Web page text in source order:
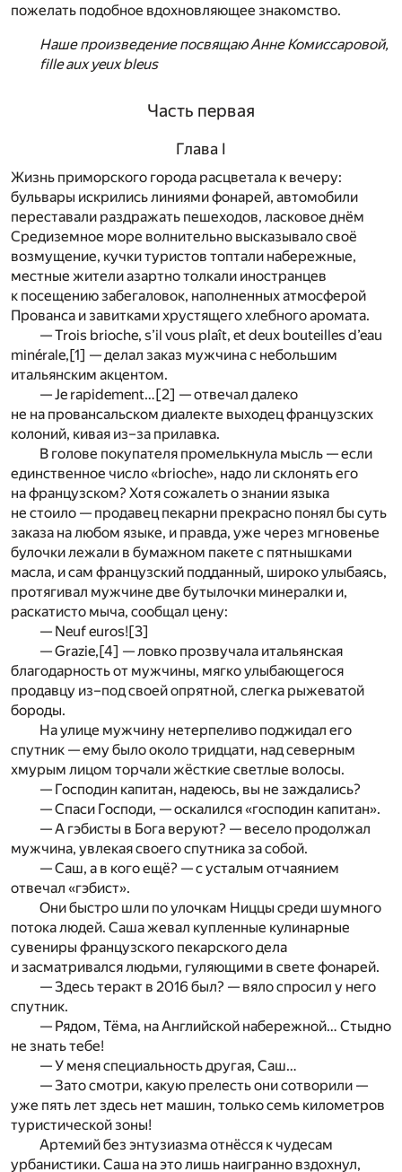
пожелать подобное вдохновляющее знакомство.
Наше произведение посвящаю Анне Комиссаровой,
fille aux yeux bleus
Часть первая
Глава I
Жизнь приморского города расцветала к вечеру:
бульвары искрились линиями фонарей, автомобили
переставали раздражать пешеходов, ласковое днём
Средиземное море волнительно высказывало своё
возмущение, кучки туристов топтали набережные,
местные жители азартно толкали иностранцев
к посещению забегаловок, наполненных атмосферой
Прованса и завитками хрустящего хлебного аромата.
— Trois brioche, s’il vous plaît, et deux bouteilles d’eau
minérale,[1] — делал заказ мужчина с небольшим
итальянским акцентом.
— Je rapidement…[2] — отвечал далеко
не на провансальском диалекте выходец французских
колоний, кивая из–за прилавка.
В голове покупателя промелькнула мысль — если
единственное число «brioche», надо ли склонять его
на французском? Хотя сожалеть о знании языка
не стоило — продавец пекарни прекрасно понял бы суть
заказа на любом языке, и правда, уже через мгновенье
булочки лежали в бумажном пакете с пятнышками
масла, и сам французский подданный, широко улыбаясь,
протягивал мужчине две бутылочки минералки и,
раскатисто мыча, сообщал цену:
— Neuf euros![3]
— Grazie,[4] — ловко прозвучала итальянская
благодарность от мужчины, мягко улыбающегося
продавцу из–под своей опрятной, слегка рыжеватой
бороды.
На улице мужчину нетерпеливо поджидал его
спутник — ему было около тридцати, над северным
хмурым лицом торчали жёсткие светлые волосы.
— Господин капитан, надеюсь, вы не заждались?
— Спаси Господи, — оскалился «господин капитан».
— А гэбисты в Бога веруют? — весело продолжал
мужчина, увлекая своего спутника за собой.
— Саш, а в кого ещё? — с усталым отчаянием
отвечал «гэбист».
Они быстро шли по улочкам Ниццы среди шумного
потока людей. Саша жевал купленные кулинарные
сувениры французского пекарского дела
и засматривался людьми, гуляющими в свете фонарей.
— Здесь теракт в 2016 был? — вяло спросил у него
спутник.
— Рядом, Тёма, на Английской набережной… Стыдно
не знать тебе!
— У меня специальность другая, Саш…
— Зато смотри, какую прелесть они сотворили —
уже пять лет здесь нет машин, только семь километров
туристической зоны!
Артемий без энтузиазма отнёсся к чудесам
урбанистики. Саша на это лишь наигранно вздохнул,